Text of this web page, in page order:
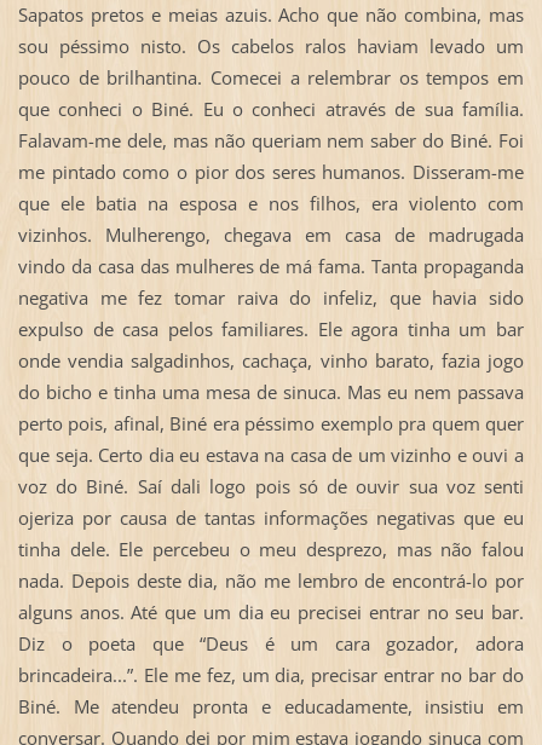
Sapatos pretos e meias azuis. Acho que não combina, mas
sou péssimo nisto. Os cabelos ralos haviam levado um
pouco de brilhantina. Comecei a relembrar os tempos em
que conheci o Biné. Eu o conheci através de sua família.
Falavam-me dele, mas não queriam nem saber do Biné. Foi
me pintado como o pior dos seres humanos. Disseram-me
que ele batia na esposa e nos filhos, era violento com
vizinhos. Mulherengo, chegava em casa de madrugada
vindo da casa das mulheres de má fama. Tanta propaganda
negativa me fez tomar raiva do infeliz, que havia sido
expulso de casa pelos familiares. Ele agora tinha um bar
onde vendia salgadinhos, cachaça, vinho barato, fazia jogo
do bicho e tinha uma mesa de sinuca. Mas eu nem passava
perto pois, afinal, Biné era péssimo exemplo pra quem quer
que seja. Certo dia eu estava na casa de um vizinho e ouvi a
voz do Biné. Saí dali logo pois só de ouvir sua voz senti
ojeriza por causa de tantas informações negativas que eu
tinha dele. Ele percebeu o meu desprezo, mas não falou
nada. Depois deste dia, não me lembro de encontrá-lo por
alguns anos. Até que um dia eu precisei entrar no seu bar.
Diz o poeta que “Deus é um cara gozador, adora
brincadeira...”. Ele me fez, um dia, precisar entrar no bar do
Biné. Me atendeu pronta e educadamente, insistiu em
conversar. Quando dei por mim estava jogando sinuca com